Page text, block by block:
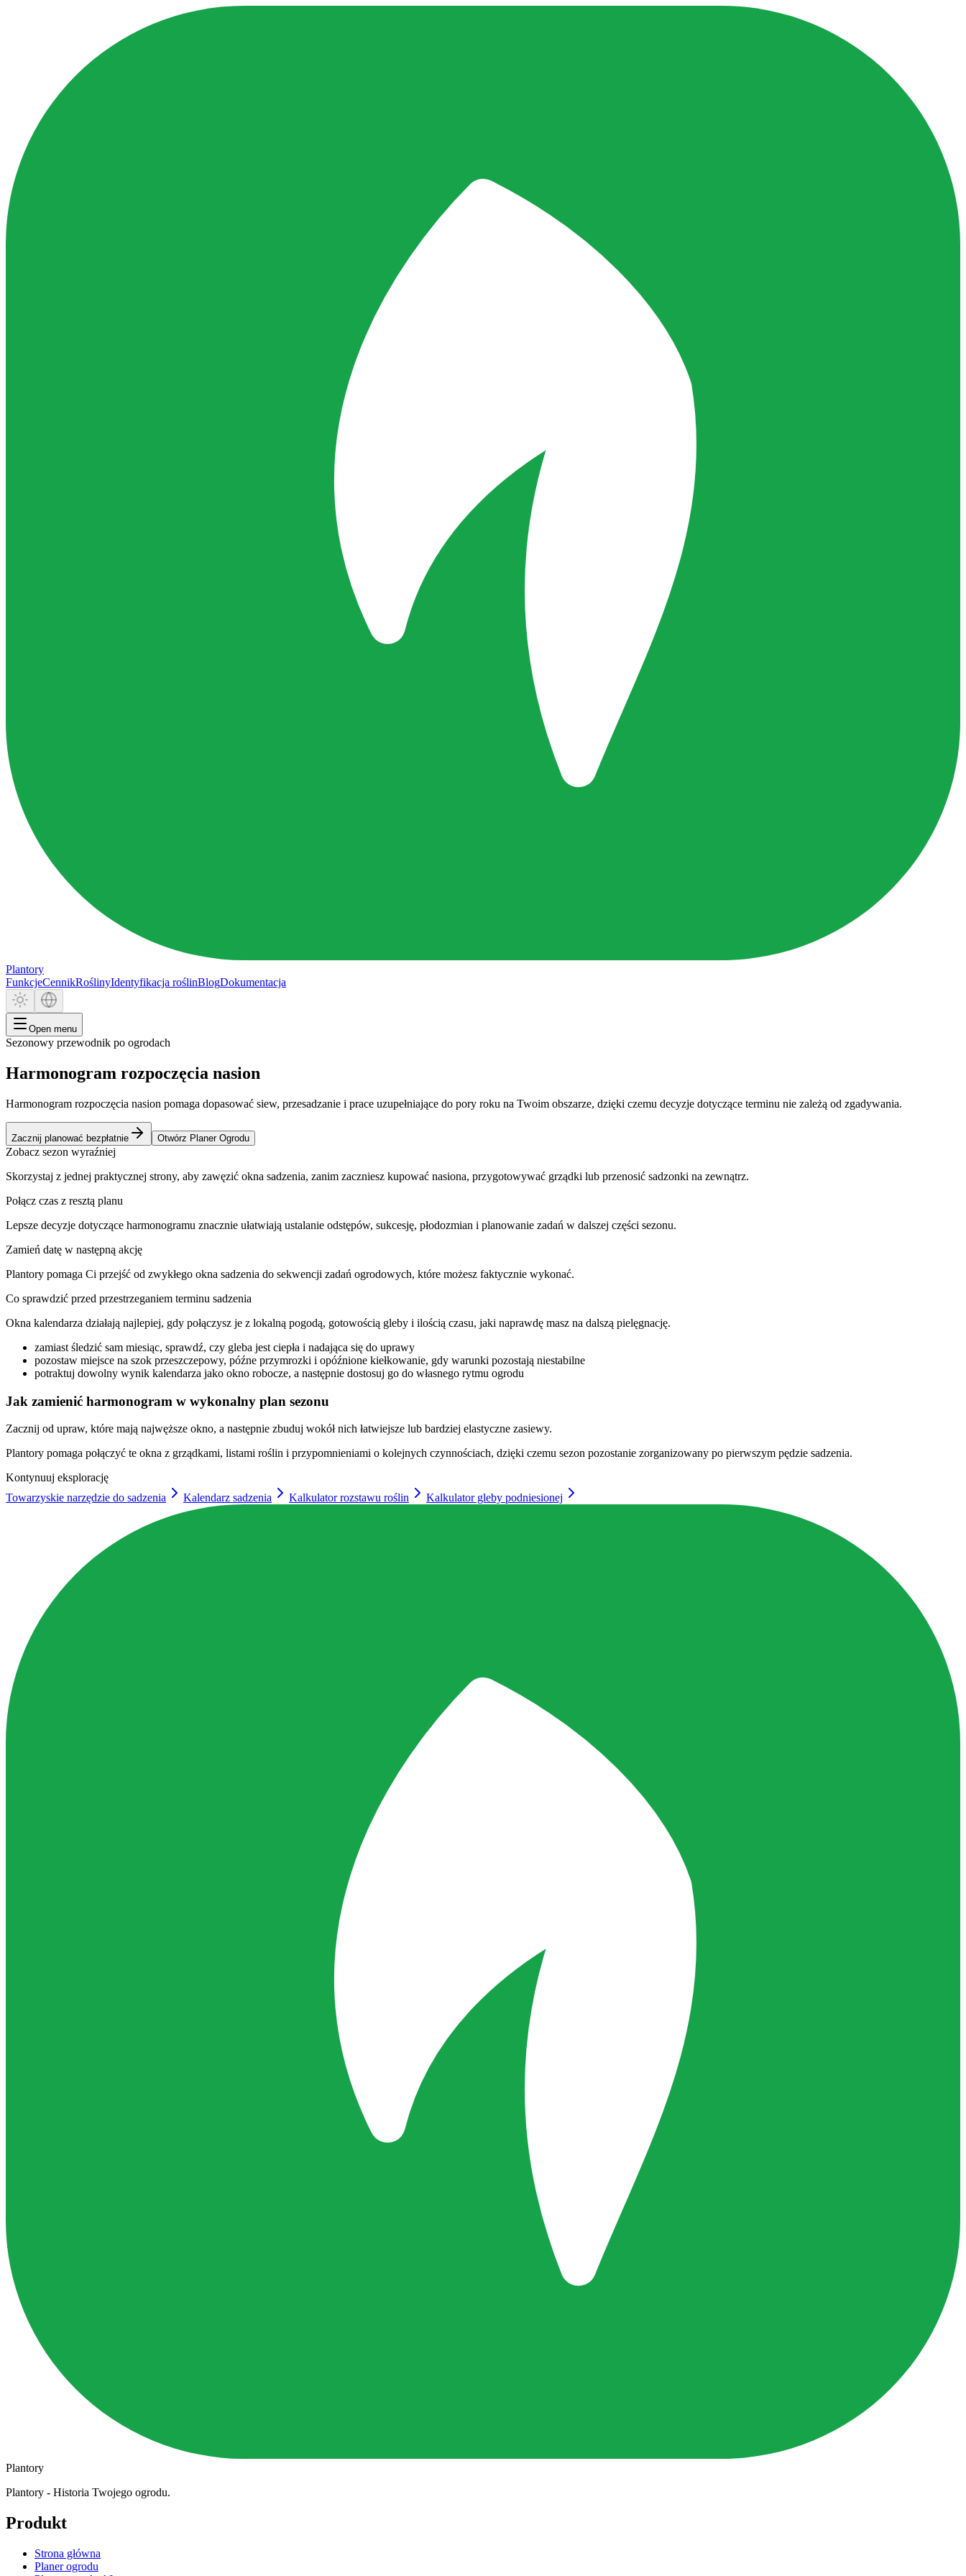
Plantory
FunkcjeCennikRoślinyIdentyfikacja roślinBlogDokumentacja
Open menu
Sezonowy przewodnik po ogrodach
Harmonogram rozpoczęcia nasion
Harmonogram rozpoczęcia nasion pomaga dopasować siew, przesadzanie i prace uzupełniające do pory roku na Twoim obszarze, dzięki czemu decyzje dotyczące terminu nie zależą od zgadywania.
Zacznij planować bezpłatnie Otwórz Planer Ogrodu
Zobacz sezon wyraźniej
Skorzystaj z jednej praktycznej strony, aby zawęzić okna sadzenia, zanim zaczniesz kupować nasiona, przygotowywać grządki lub przenosić sadzonki na zewnątrz.
Połącz czas z resztą planu
Lepsze decyzje dotyczące harmonogramu znacznie ułatwiają ustalanie odstępów, sukcesję, płodozmian i planowanie zadań w dalszej części sezonu.
Zamień datę w następną akcję
Plantory pomaga Ci przejść od zwykłego okna sadzenia do sekwencji zadań ogrodowych, które możesz faktycznie wykonać.
Co sprawdzić przed przestrzeganiem terminu sadzenia
Okna kalendarza działają najlepiej, gdy połączysz je z lokalną pogodą, gotowością gleby i ilością czasu, jaki naprawdę masz na dalszą pielęgnację.
zamiast śledzić sam miesiąc, sprawdź, czy gleba jest ciepła i nadająca się do uprawy
pozostaw miejsce na szok przeszczepowy, późne przymrozki i opóźnione kiełkowanie, gdy warunki pozostają niestabilne
potraktuj dowolny wynik kalendarza jako okno robocze, a następnie dostosuj go do własnego rytmu ogrodu
Jak zamienić harmonogram w wykonalny plan sezonu
Zacznij od upraw, które mają najwęższe okno, a następnie zbuduj wokół nich łatwiejsze lub bardziej elastyczne zasiewy.
Plantory pomaga połączyć te okna z grządkami, listami roślin i przypomnieniami o kolejnych czynnościach, dzięki czemu sezon pozostanie zorganizowany po pierwszym pędzie sadzenia.
Kontynuuj eksplorację
Towarzyskie narzędzie do sadzenia
Kalendarz sadzenia Kalkulator rozstawu roślin Kalkulator gleby podniesionej
Plantory
Plantory - Historia Twojego ogrodu.
Produkt
Strona główna
Planer ogrodu